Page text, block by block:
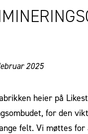
2025
heier på
for den
felt. Vi møttes for